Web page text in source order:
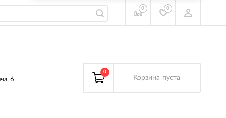
0 0
6
0
Корзина пуста